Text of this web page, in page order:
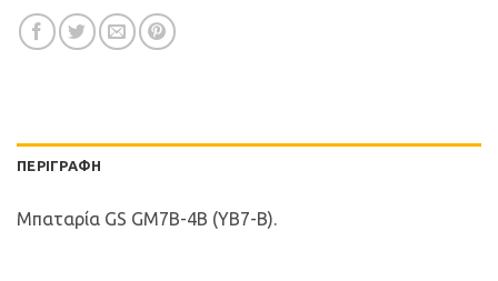
ΠΕΡΙΓΡΑΦΉ
Μπαταρία GS GM7B-4B (YB7-B).